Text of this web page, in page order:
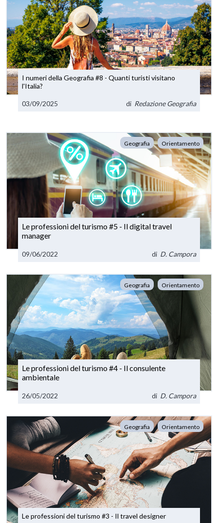
I numeri della Geografia #8 - Quanti turisti visitano
l'Italia?
03/09/2025 di Redazione Geografia
Geografia Orientamento
Le professioni del turismo #5 - Il digital travel
manager
09/06/2022 di D. Campora
Geografia Orientamento
Le professioni del turismo #4 - Il consulente
ambientale
26/05/2022 di D. Campora
Geografia Orientamento
Le professioni del turismo #3 - Il travel designer